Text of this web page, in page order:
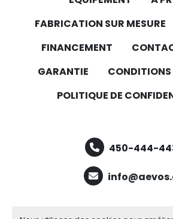
FABRICATION SUR MESURE
FINANCEMENT
GARANTIE
CONDITIONS
POLITIQUE DE
450-444-